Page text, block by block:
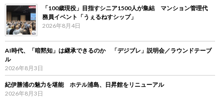
「100歳現役」目指すシニア1500人が集結 マンション管理代
務員イベント「うぇるねすシップ」
2026年8月4日
AI時代、「暗黙知」は継承できるのか 「デジブレ」説明会／ラウンドテーブ
ル
2026年8月3日
紀伊勝浦の魅力を堪能 ホテル浦島、日昇館をリニューアル
2026年8月3日